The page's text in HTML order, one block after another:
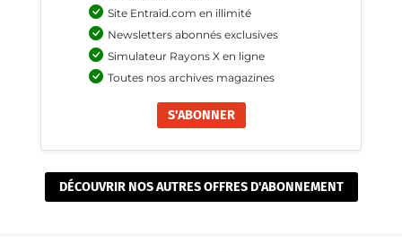
Site Entraid.com en illimité
Newsletters abonnés exclusives
Simulateur Rayons X en ligne
Toutes nos archives magazines
S'ABONNER
DÉCOUVRIR NOS AUTRES OFFRES D'ABONNEMENT